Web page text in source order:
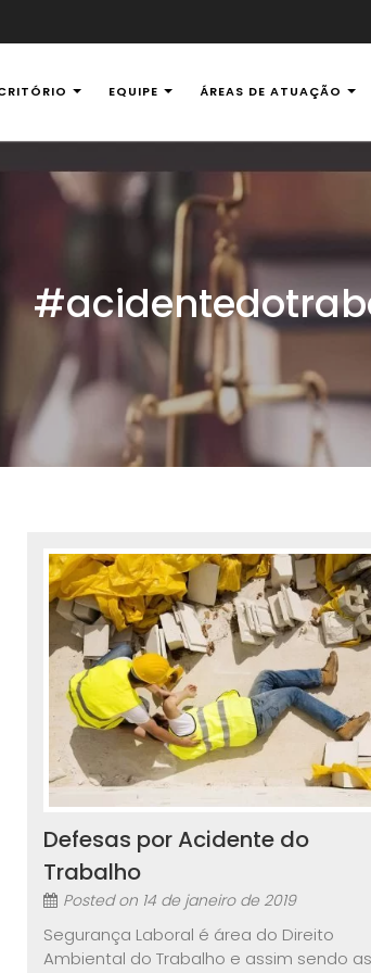
Ambiental
EQUIPE ÁREAS DE ATUAÇÃO
Defesas por Acidente do
Trabalho
Posted on 14 de janeiro de 2019
Segurança Laboral é área do Direito
Ambiental do Trabalho e assim sendo as